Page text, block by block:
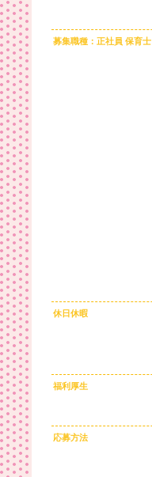
募集職種：正社員 保育士
休日休暇
福利厚生
応募方法